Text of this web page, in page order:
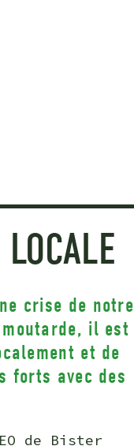
crise de notre
il est
et de
forts avec des
de Bister